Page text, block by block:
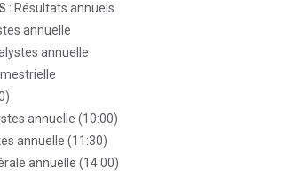
: Résultats annuels
annuelle
annuelle
annuelle (10:00)
annuelle (11:30)
annuelle (14:00)